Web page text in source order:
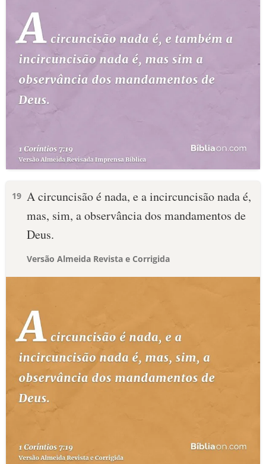
19 A circuncisão é nada, e a incircuncisão nada é,
mas, sim, a observância dos mandamentos de
Deus.
Versão Almeida Revista e Corrigida